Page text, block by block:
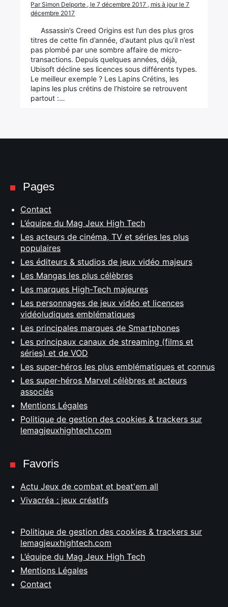
Par Simon Delporte , le 7 décembre 2017 , mis à jour le 7
décembre 2017
Assassin’s Creed Origins est l’un des plus gros
titres de cette fin d’année, d’autant plus qu’il n’est
pas plombé par une sombre affaire de micro-
transactions. Depuis quelques années, déjà,
Ubisoft décline ses licences sous différents types.
Le meilleur exemple ? Les Lapins Crétins, les
lapins les plus crétins de l’histoire se retrouvent
partout :…
Pages
Contact
L’équipe du Mag Jeux High Tech
Les acteurs de cinéma, TV et séries les plus
populaires
Les éditeurs & studios de jeux vidéo majeurs
Les Mangas les plus célèbres
Les marques High-Tech majeures
Les personnages de jeux vidéo et licences
vidéoludiques emblématiques
Les principales marques de Smartphones
Les principaux canaux de streaming (films et
séries) et de VOD
Les super-héros les plus emblématiques et connus
Les super-héros Marvel célèbres et acteurs
associés
Mentions Légales
Politique de gestion des cookies & trackers sur
lemagjeuxhightech.com
Favoris
Actu Jeux de combat et beat'em all
Vivacréa : jeux créatifs
Politique de gestion des cookies & trackers sur
lemagjeuxhightech.com
L’équipe du Mag Jeux High Tech
Mentions Légales
Contact